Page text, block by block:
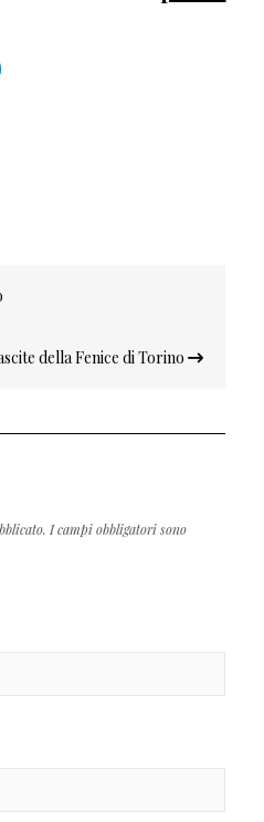
della Fenice di Torino
I campi obbligatori sono